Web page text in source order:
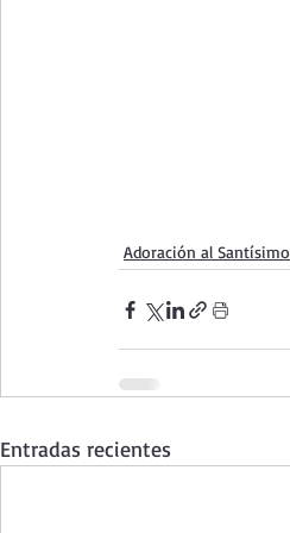
Adoración al Santísimo
Entradas recientes